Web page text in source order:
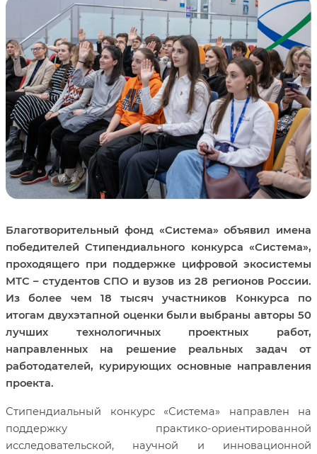
Благотворительный фонд «Система» объявил имена
победителей Стипендиального конкурса «Система»,
проходящего при поддержке цифровой экосистемы
МТС – студентов СПО и вузов из 28 регионов России.
Из более чем 18 тысяч участников Конкурса по
итогам двухэтапной оценки были выбраны авторы 50
лучших технологичных проектных работ,
направленных на решение реальных задач от
работодателей, курирующих основные направления
проекта.
Стипендиальный конкурс «Система» направлен на
поддержку практико-ориентированной
исследовательской, научной и инновационной